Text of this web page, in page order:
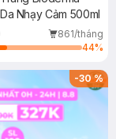
Nhạy Cảm 500ml
861/tháng
44%
-30%